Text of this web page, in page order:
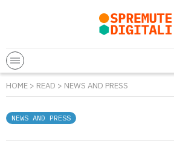
HOME > READ > NEWS AND PRESS
NEWS AND PRESS